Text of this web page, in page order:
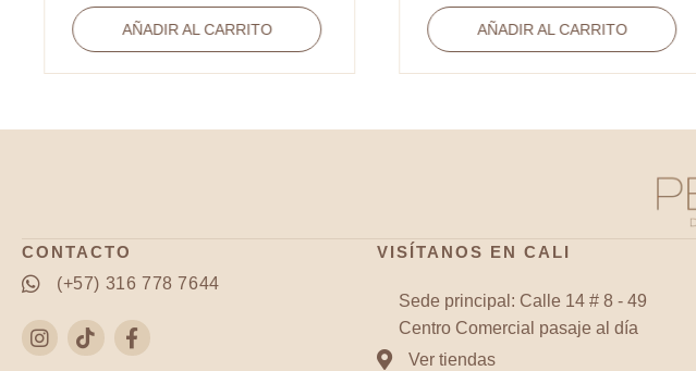
cerámica
caracol
AÑADIR AL CARRITO
pulsera
covergold
AÑADIR AL CARRITO
CONTACTO
(+57) 316 778 7644
VISÍTANOS EN CALI
Sede principal: Calle 14 # 8 - 49
Centro Comercial pasaje al día
Ver tiendas